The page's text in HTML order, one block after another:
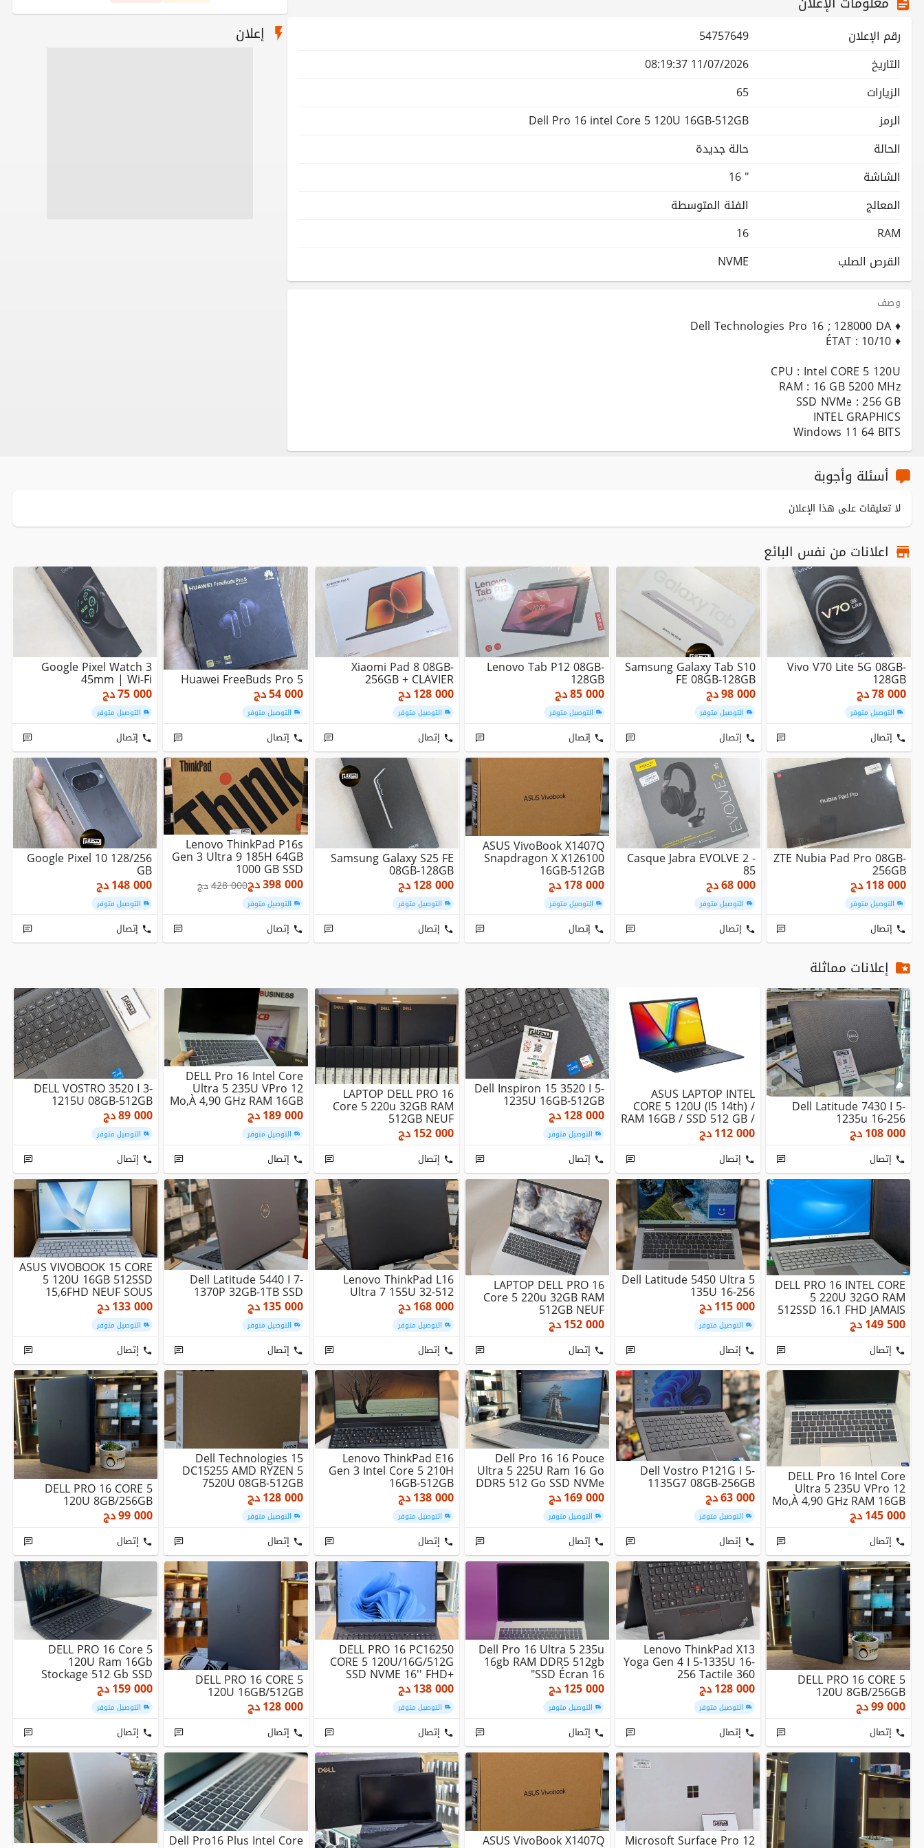
رقم الإعلان
54757649
التاريخ
11/07/2026 08:19:37
الزيارات
65
الرمز
Dell Pro 16 intel Core 5 120U 16GB-512GB
الحالة
حالة جديدة
الشاشة
16 "
المعالج
الفئة المتوسطة
RAM
16
القرص الصلب
NVME
وصف
Windows 11 64 BITS
إعلان
أسئلة وأجوبة
لا تعليقات على هذا الإعلان
اعلانات من نفس البائع
Vivo V70 Lite 5G 08GB-
128GB
78 000دج
التوصيل متوفر
إتصال
Samsung Galaxy Tab S10
FE 08GB-128GB
98 000دج
التوصيل متوفر
إتصال
Lenovo Tab P12 08GB-
128GB
85 000دج
التوصيل متوفر
إتصال
Xiaomi Pad 8 08GB-
256GB + CLAVIER
128 000دج
التوصيل متوفر
إتصال
Huawei FreeBuds Pro 5
54 000دج
التوصيل متوفر
إتصال
Google Pixel Watch 3
45mm | Wi-Fi
75 000دج
التوصيل متوفر
إتصال
ZTE Nubia Pad Pro 08GB-
256GB
118 000دج
التوصيل متوفر
إتصال
Casque Jabra EVOLVE 2 -
85
68 000دج
التوصيل متوفر
إتصال
ASUS VivoBook X1407Q
Snapdragon X X126100
16GB-512GB
178 000دج
التوصيل متوفر
إتصال
Samsung Galaxy S25 FE
08GB-128GB
128 000دج
التوصيل متوفر
إتصال
Lenovo ThinkPad P16s
Gen 3 Ultra 9 185H 64GB
1000 GB SSD
398 000دج428 000دج
التوصيل متوفر
إتصال
Google Pixel 10 128/256
GB
148 000دج
التوصيل متوفر
إتصال
إعلانات مماثلة
Dell Latitude 7430 I 5-
1235u 16-256
108 000دج
إتصال
ASUS LAPTOP INTEL
CORE 5 120U (i5 14th) /
RAM 16GB / SSD 512 GB /
ETAT NEUF
112 000دج
إتصال
Dell Inspiron 15 3520 I 5-
1235U 16GB-512GB
128 000دج
التوصيل متوفر
إتصال
LAPTOP DELL PRO 16
Core 5 220u 32GB RAM
512GB NEUF
152 000دج
إتصال
DELL Pro 16 Intel Core
Ultra 5 235U VPro 12
Mo,à 4,90 GHz RAM 16GB
DDR5 256GB SS...
189 000دج
التوصيل متوفر
إتصال
DELL VOSTRO 3520 I 3-
1215U 08GB-512GB
89 000دج
التوصيل متوفر
إتصال
DELL PRO 16 INTEL CORE
5 220U 32GO RAM
512SSD 16.1 FHD JAMAIS
Utilisé
149 500دج
إتصال
Dell Latitude 5450 Ultra 5
135U 16-256
115 000دج
التوصيل متوفر
إتصال
LAPTOP DELL PRO 16
Core 5 220u 32GB RAM
512GB NEUF
152 000دج
إتصال
Lenovo ThinkPad L16
Ultra 7 155U 32-512
168 000دج
التوصيل متوفر
إتصال
Dell Latitude 5440 I 7-
1370P 32GB-1TB SSD
135 000دج
التوصيل متوفر
إتصال
ASUS VIVOBOOK 15 CORE
5 120U 16GB 512SSD
15,6FHD NEUF SOUS
EMBALLAGE
133 000دج
التوصيل متوفر
إتصال
DELL Pro 16 Intel Core
Ultra 5 235U VPro 12
Mo,À 4,90 GHz RAM 16GB
DDR5 512GB SS...
145 000دج
إتصال
Dell Vostro P121G I 5-
1135G7 08GB-256GB
63 000دج
التوصيل متوفر
إتصال
Dell Pro 16 16 Pouce
Ultra 5 225U Ram 16 Go
DDR5 512 Go SSD NVMe
169 000دج
التوصيل متوفر
إتصال
Lenovo ThinkPad E16
Gen 3 Intel Core 5 210H
16GB-512GB
138 000دج
التوصيل متوفر
إتصال
Dell Technologies 15
DC15255 AMD RYZEN 5
7520U 08GB-512GB
128 000دج
التوصيل متوفر
إتصال
DELL PRO 16 CORE 5
120U 8GB/256GB
99 000دج
إتصال
DELL PRO 16 CORE 5
120U 8GB/256GB
99 000دج
إتصال
Lenovo ThinkPad X13
Yoga Gen 4 I 5-1335U 16-
256 Tactile 360
128 000دج
التوصيل متوفر
إتصال
Dell Pro 16 Ultra 5 235u
16gb RAM DDR5 512gb
SSD Écran 16"
125 000دج
التوصيل متوفر
إتصال
DELL PRO 16 PC16250
CORE 5 120U/16G/512G
SSD NVME 16'' FHD+
WIN11 NEW
138 000دج
التوصيل متوفر
إتصال
DELL PRO 16 CORE 5
120U 16GB/512GB
128 000دج
إتصال
DELL PRO 16 Core 5
120U Ram 16Gb
Stockage 512 Gb SSD
159 000دج
التوصيل متوفر
إتصال
Microsoft Surface Pro 12
ASUS VivoBook X1407Q
Dell Pro16 Plus Intel Core